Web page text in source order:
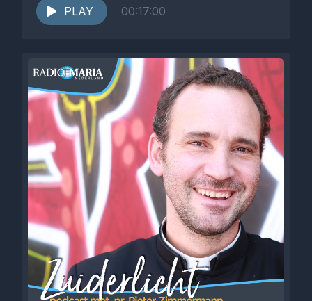
PLAY 00:17:00